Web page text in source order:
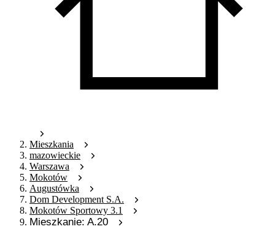
Mieszkania
mazowieckie
Warszawa
Mokotów
Augustówka
Dom Development S.A.
Mokotów Sportowy 3.1
Mieszkanie: A.20